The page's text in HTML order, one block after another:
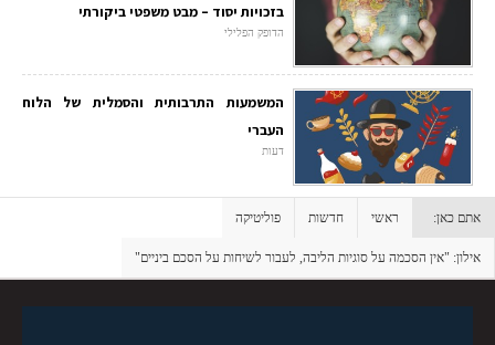
בזכויות יסוד – מבט משפטי ביקורתי
הדופק הפלילי
המשמעות התרבותית והסמלית של הלוח
העברי
דעות
אתם כאן: ראשי חדשות פוליטיקה
אילון: "אין הסכמה על סוגיות הליבה, לעבור לשיחות על הסכם ביניים"